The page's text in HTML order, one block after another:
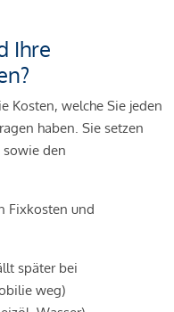
Ihre
Kosten, welche Sie jeden
haben. Sie setzen
den
Fixkosten und
später bei
weg)